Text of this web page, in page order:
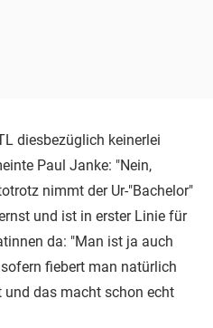
diesbezüglich keinerlei
Paul Janke: "Nein,
nimmt der Ur-"Bachelor"
und ist in erster Linie für
da: "Man ist ja auch
fiebert man natürlich
und das macht schon echt